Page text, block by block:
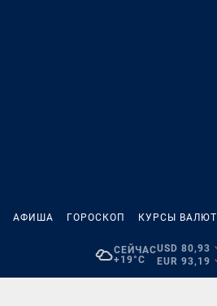
АФИША ГОРОСКОП КУРСЫ ВАЛЮТ
СЕЙЧАС
+19°C
USD 80,93
EUR 93,19